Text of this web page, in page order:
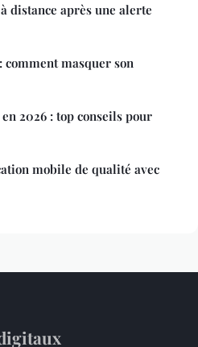
distance après une alerte
masquer son
2026 : top conseils pour
mobile de qualité avec